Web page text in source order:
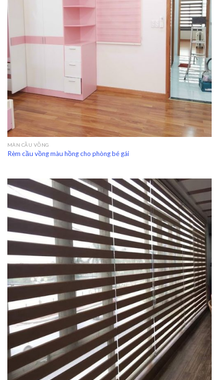
MÀN CẦU VỒNG
Rèm cầu vồng màu hồng cho phòng bé gái